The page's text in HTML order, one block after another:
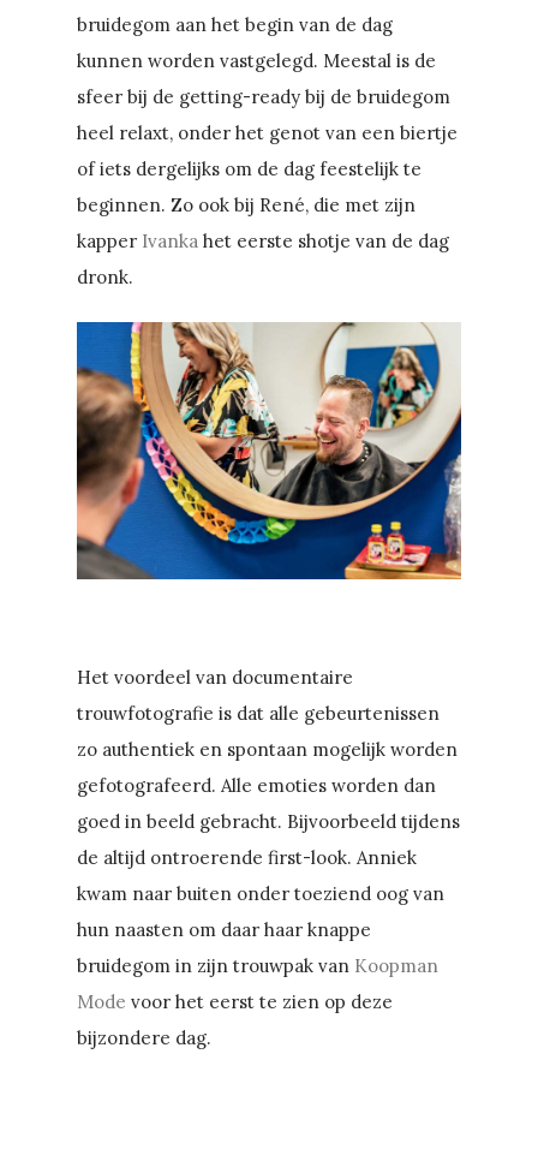
bruidegom aan het begin van de dag
kunnen worden vastgelegd. Meestal is de
sfeer bij de getting-ready bij de bruidegom
heel relaxt, onder het genot van een biertje
of iets dergelijks om de dag feestelijk te
beginnen. Zo ook bij René, die met zijn
kapper Ivanka het eerste shotje van de dag
dronk.
Het voordeel van documentaire
trouwfotografie is dat alle gebeurtenissen
zo authentiek en spontaan mogelijk worden
gefotografeerd. Alle emoties worden dan
goed in beeld gebracht. Bijvoorbeeld tijdens
de altijd ontroerende first-look. Anniek
kwam naar buiten onder toeziend oog van
hun naasten om daar haar knappe
bruidegom in zijn trouwpak van Koopman
Mode voor het eerst te zien op deze
bijzondere dag.